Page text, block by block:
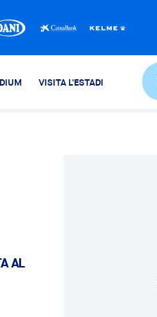
VISITA L'ESTADI
AL